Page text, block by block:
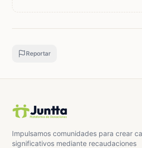
personas posible.
Gracias de corazón por leer
Reportar
Impulsamos comunidades para crear
significativos mediante recaudaciones